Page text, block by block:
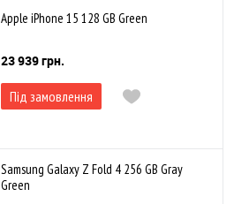
Apple iPhone 15 128 GB Green
23 939 грн.
Під замовлення
Samsung Galaxy Z Fold 4 256 GB Gray
Green